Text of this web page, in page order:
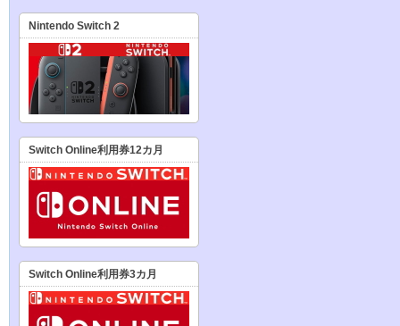
Nintendo Switch 2
Switch Online利用券12カ月
Switch Online利用券3カ月